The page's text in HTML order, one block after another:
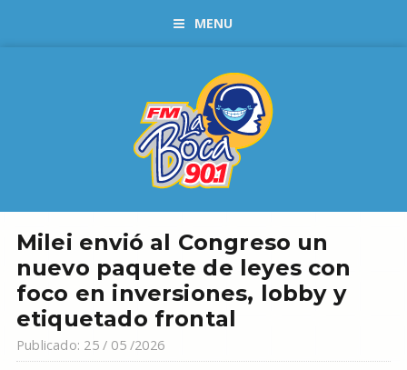
MENU
Milei envió al Congreso un
nuevo paquete de leyes con
foco en inversiones, lobby y
etiquetado frontal
Publicado: 25 / 05 /2026